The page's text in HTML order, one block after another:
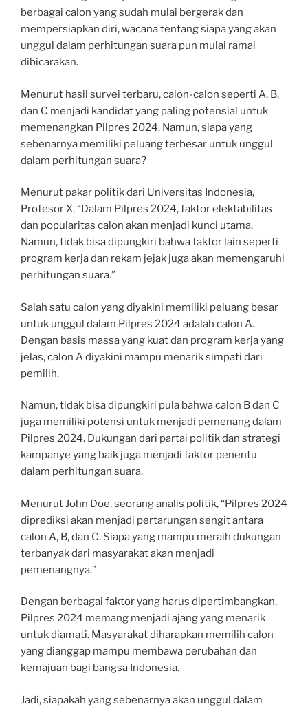
berbagai calon yang sudah mulai bergerak dan
mempersiapkan diri, wacana tentang siapa yang akan
unggul dalam perhitungan suara pun mulai ramai
dibicarakan.
Menurut hasil survei terbaru, calon-calon seperti A, B,
dan C menjadi kandidat yang paling potensial untuk
memenangkan Pilpres 2024. Namun, siapa yang
sebenarnya memiliki peluang terbesar untuk unggul
dalam perhitungan suara?
Menurut pakar politik dari Universitas Indonesia,
Profesor X, “Dalam Pilpres 2024, faktor elektabilitas
dan popularitas calon akan menjadi kunci utama.
Namun, tidak bisa dipungkiri bahwa faktor lain seperti
program kerja dan rekam jejak juga akan memengaruhi
perhitungan suara.”
Salah satu calon yang diyakini memiliki peluang besar
untuk unggul dalam Pilpres 2024 adalah calon A.
Dengan basis massa yang kuat dan program kerja yang
jelas, calon A diyakini mampu menarik simpati dari
pemilih.
Namun, tidak bisa dipungkiri pula bahwa calon B dan C
juga memiliki potensi untuk menjadi pemenang dalam
Pilpres 2024. Dukungan dari partai politik dan strategi
kampanye yang baik juga menjadi faktor penentu
dalam perhitungan suara.
Menurut John Doe, seorang analis politik, “Pilpres 2024
diprediksi akan menjadi pertarungan sengit antara
calon A, B, dan C. Siapa yang mampu meraih dukungan
terbanyak dari masyarakat akan menjadi
pemenangnya.”
Dengan berbagai faktor yang harus dipertimbangkan,
Pilpres 2024 memang menjadi ajang yang menarik
untuk diamati. Masyarakat diharapkan memilih calon
yang dianggap mampu membawa perubahan dan
kemajuan bagi bangsa Indonesia.
Jadi, siapakah yang sebenarnya akan unggul dalam